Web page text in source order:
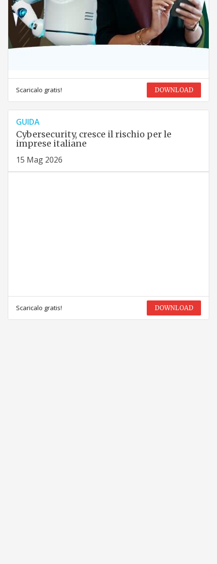
Scaricalo gratis! DOWNLOAD
GUIDA
Cybersecurity, cresce il rischio per le
imprese italiane
15 Mag 2026
Scaricalo gratis! DOWNLOAD